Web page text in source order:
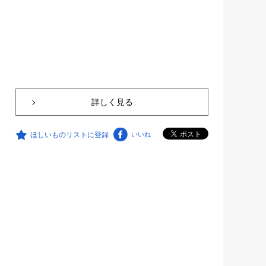
詳しく見る
ほしいものリストに登録 いいね